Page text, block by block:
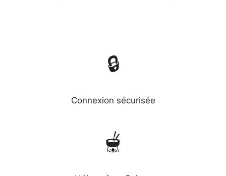
🔒
Connexion sécurisée
🫕